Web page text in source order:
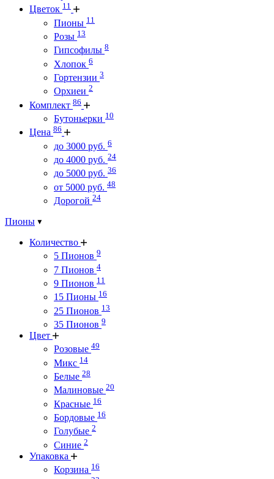
Цветок 11
Пионы 11
Розы 13
Гипсофилы 8
Хлопок 6
Гортензии 3
Орхиеи 2
Комплект 86
Бутоньерки 10
Цена 86
до 3000 руб. 6
до 4000 руб. 24
до 5000 руб. 36
от 5000 руб. 48
Дорогой 24
Пионы
Количество
5 Пионов 9
7 Пионов 4
9 Пионов 11
15 Пионы 16
25 Пионов 13
35 Пионов 9
Цвет
Розовые 49
Микс 14
Белые 28
Малиновые 20
Красные 16
Бордовые 16
Голубые 2
Синие 2
Упаковка
Корзина 16